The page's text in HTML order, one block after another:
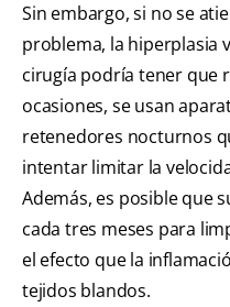
Sin embargo, si no se
problema, la hiperplasia
cirugía podría tener que
ocasiones, se usan
retenedores nocturnos
intentar limitar la
Además, es posible que
cada tres meses para
el efecto que la
tejidos blandos.